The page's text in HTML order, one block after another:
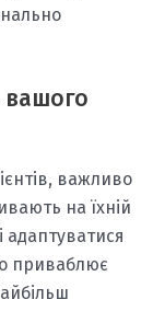
вашого
важливо
на їхній
адаптуватися
приваблює